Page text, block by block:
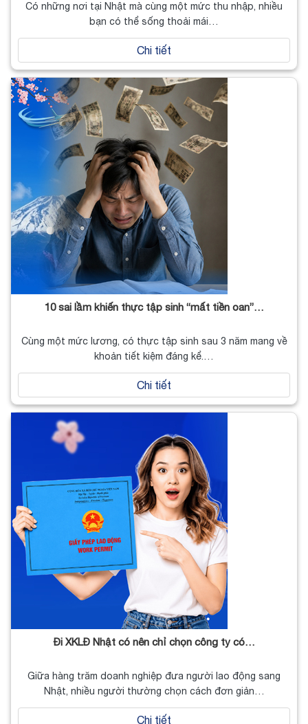
Có những nơi tại Nhật mà cùng một mức thu nhập, nhiều
bạn có thể sống thoải mái…
Chi tiết
10 sai lầm khiến thực tập sinh “mất tiền oan”…
Cùng một mức lương, có thực tập sinh sau 3 năm mang về
khoản tiết kiệm đáng kể.…
Chi tiết
Đi XKLĐ Nhật có nên chỉ chọn công ty có…
Giữa hàng trăm doanh nghiệp đưa người lao động sang
Nhật, nhiều người thường chọn cách đơn giản…
Chi tiết